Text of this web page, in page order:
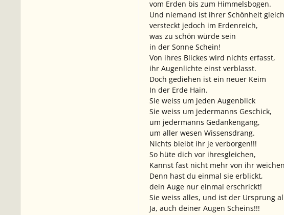
vom Erden bis zum Himmelsbogen.
Und niemand ist ihrer Schönheit
versteckt jedoch im Erdenreich,
was zu schön würde sein
in der Sonne Schein!
Von ihres Blickes wird nichts erfasst,
ihr Augenlichte einst verblasst.
Doch gediehen ist ein neuer Keim
In der Erde Hain.
Sie weiss um jeden Augenblick
Sie weiss um jedermanns Geschick,
um jedermanns Gedankengang,
um aller wesen Wissensdrang.
Nichts bleibt ihr je verborgen!!!
So hüte dich vor ihresgleichen,
Kannst fast nicht mehr von ihr
Denn hast du einmal sie erblickt,
dein Auge nur einmal erschrickt!
Sie weiss alles, und ist der Ursprung
Ja, auch deiner Augen Scheins!!!